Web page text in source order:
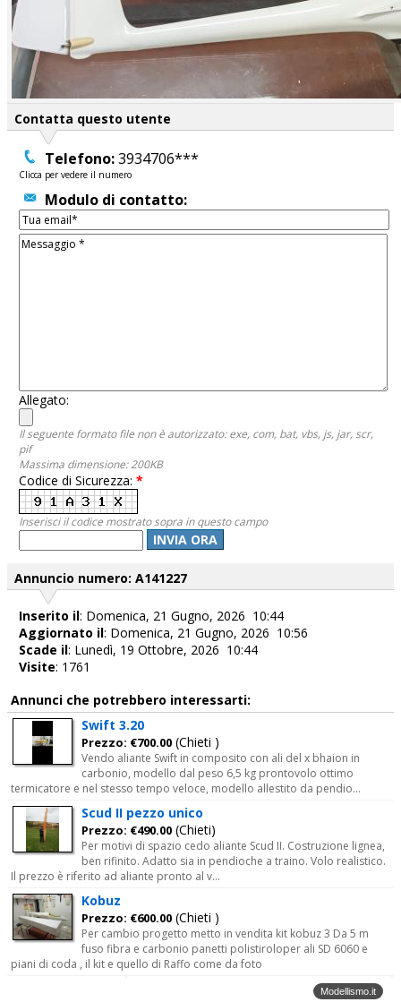
Contatta questo utente
Telefono:3934706***
Clicca per vedere il numero
Modulo di contatto:
Allegato:
Il seguente formato file non è autorizzato: exe, com, bat, vbs, js, jar, scr,
pif
Massima dimensione: 200KB
Codice di Sicurezza: *
Inserisci il codice mostrato sopra in questo campo
INVIA ORA
Annuncio numero: A141227
Inserito il: Domenica, 21 Gugno, 2026 10:44
Aggiornato il: Domenica, 21 Gugno, 2026 10:56
Scade il: Lunedì, 19 Ottobre, 2026 10:44
Visite: 1761
Annunci che potrebbero interessarti:
Swift 3.20
Prezzo: €700.00 (Chieti )
Vendo aliante Swift in composito con ali del x bhaion in
carbonio, modello dal peso 6,5 kg prontovolo ottimo
termicatore e nel stesso tempo veloce, modello allestito da pendio...
Scud II pezzo unico
Prezzo: €490.00 (Chieti)
Per motivi di spazio cedo aliante Scud II. Costruzione lignea,
ben rifinito. Adatto sia in pendioche a traino. Volo realistico.
Il prezzo è riferito ad aliante pronto al v...
Kobuz
Prezzo: €600.00 (Chieti )
Per cambio progetto metto in vendita kit kobuz 3 Da 5 m
fuso fibra e carbonio panetti polistiroloper ali SD 6060 e
piani di coda , il kit e quello di Raffo come da foto